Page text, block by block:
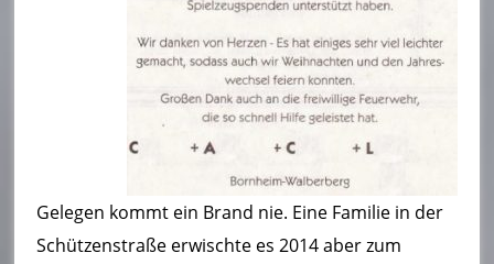
Gelegen kommt ein Brand nie. Eine Familie in der
Schützenstraße erwischte es 2014 aber zum